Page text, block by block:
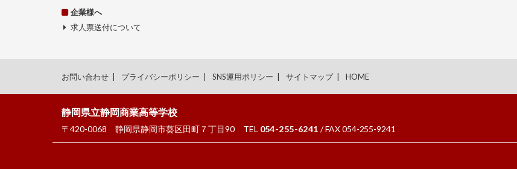
企業様へ
求人票送付について
お問い合わせ プライバシーポリシー SNS運用ポリシー サイトマップ HOME
静岡県立静岡商業高等学校
〒420-0068 静岡県静岡市葵区田町７丁目90 TEL 054-255-6241 / FAX 054-255-9241